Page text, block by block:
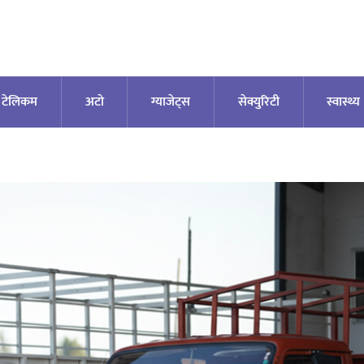
टेलिकम अटाे ग्याजेट्स सेक्युरिटी स्वास्थ्य